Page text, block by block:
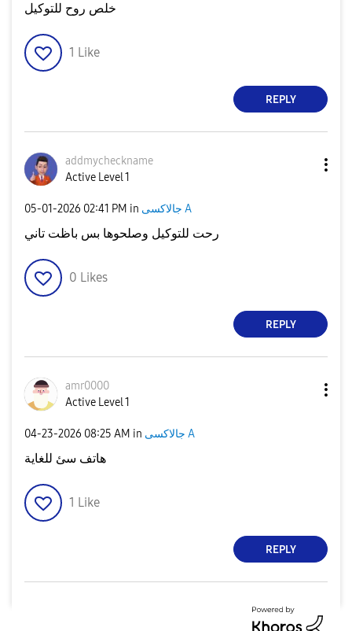
خلص روح للتوكيل
1 Like
REPLY
addmycheckname
Active Level 1
‎05-01-2026 02:41 PM in جالاكسى A
رحت للتوكيل وصلحوها بس باظت تاني
0 Likes
REPLY
amr0000
Active Level 1
‎04-23-2026 08:25 AM in جالاكسى A
هاتف سئ للغاية
1 Like
REPLY